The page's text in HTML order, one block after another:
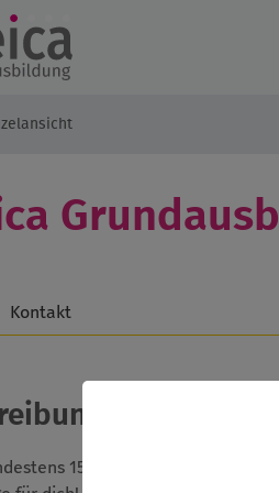
Kontakt
15,5 Jahre alt und